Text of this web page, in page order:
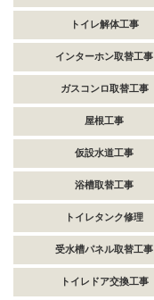
トイレ解体工事
インターホン取替工事
ガスコンロ取替工事
屋根工事
仮設水道工事
浴槽取替工事
トイレタンク修理
受水槽パネル取替工事
トイレドア交換工事